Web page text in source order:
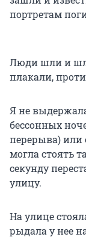
портретам
Люди шли и
плакали,
Я не
бессонных
перерыва) или
могла стоять
секунду
улицу.
На улице
рыдала у нее